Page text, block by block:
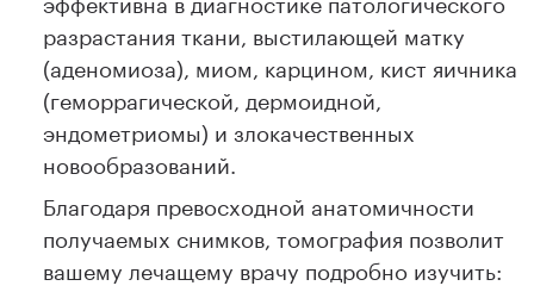
разрастания ткани, выстилающей матку
(аденомиоза), миом, карцином, кист яичника
(геморрагической, дермоидной,
эндометриомы) и злокачественных
новообразований.
Благодаря превосходной анатомичности
получаемых снимков, томография позволит
вашему лечащему врачу подробно изучить: